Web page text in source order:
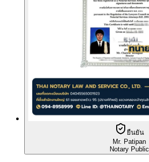
ยืนยัน
Mr. Patipan
Notary Public